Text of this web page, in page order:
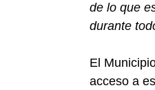
de lo que
durante
El
acceso a